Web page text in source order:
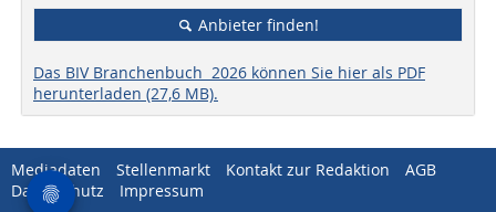
Anbieter finden!
Das BIV Branchenbuch 2026 können Sie hier als PDF
herunterladen (27,6 MB).
Mediadaten Stellenmarkt Kontakt zur Redaktion
AGB
Datenschutz
Impressum